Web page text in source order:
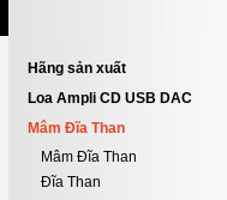
Hãng sản xuất
Loa Ampli CD USB DAC
Mâm Đĩa Than
Mâm Đĩa Than
Đĩa Than